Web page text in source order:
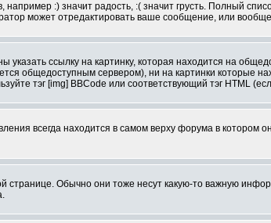
:) значит радость, :( значит грусть. Полный
может отредактировать ваше сообщение, или
ссылку на картинку, которая находится на
общедоступным сервером), ни на картинки которые
тэг [img] BBCode или соответствующий тэг HTML
всегда находится в самом верху форума в котором
Обычно они тоже несут какую-то важную